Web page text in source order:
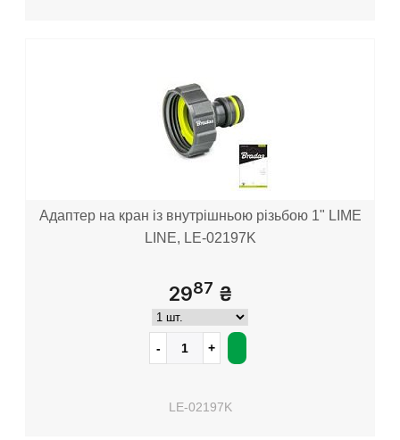
Адаптер на кран із внутрішньою різьбою 1" LIME
LINE, LE-02197K
2987 ₴
LE-02197K